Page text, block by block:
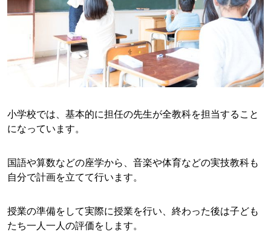
小学校では、基本的に担任の先生が全教科を担当すること
になっています。
国語や算数などの座学から、音楽や体育などの実技教科も
自分で計画を立てて行います。
授業の準備をして実際に授業を行い、終わった後は子ども
たち一人一人の評価をします。